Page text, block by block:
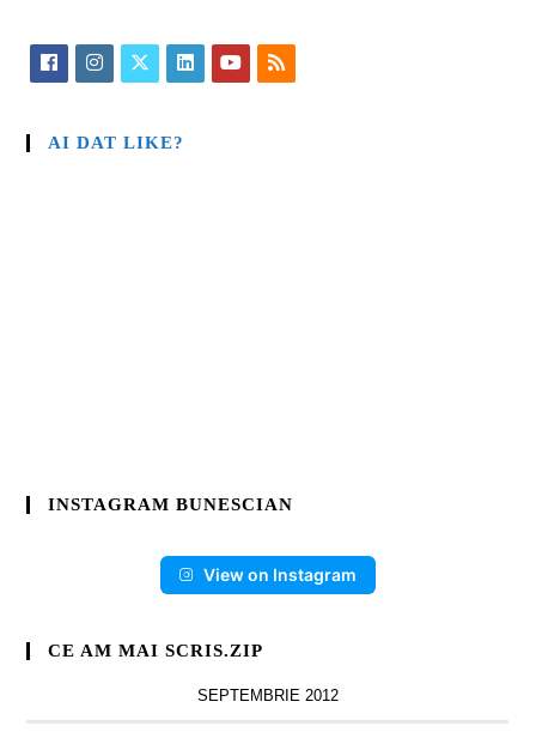
AI DAT LIKE?
INSTAGRAM BUNESCIAN
View on Instagram
CE AM MAI SCRIS.ZIP
SEPTEMBRIE 2012